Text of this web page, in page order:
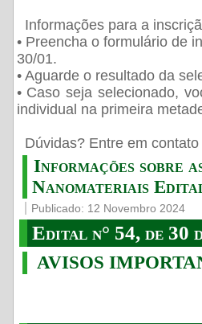
Informações para a
• Preencha o formulário de
30/01.
• Aguarde o resultado da
• Caso seja selecionado,
individual na primeira
Dúvidas? Entre em
Informações sobre
Nanomateriais
Publicado: 12 Novembro 2024
Edital n° 54, de 30
AVISOS